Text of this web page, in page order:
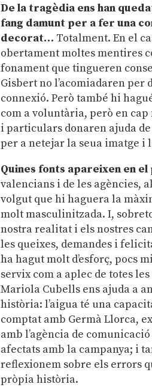
De la tragèdia ens han
fang damunt per a fer una
decorat… Totalment. En el
obertament moltes mentires
fonament que tingueren
Gisbert no l’acomiadaren
connexió. Però també hi
com a voluntària, però en cap
i particulars donaren ajuda
per a netejar la seua imatge i
Quines fonts apareixen en
valencians i de les agències,
volgut que hi haguera la
molt masculinitzada. I,
nostra realitat i els nostres
les queixes, demandes i
ha hagut molt d’esforç, pocs
servix com a aplec de totes
Mariola Cubells ens ajuda a
història: l’aigua té una
comptat amb Germà Llorca,
amb l’agència de
afectats amb la campanya; i
reflexionem sobre els errors
pròpia història.